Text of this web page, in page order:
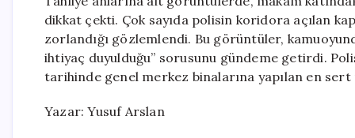
dikkat çekti. Çok sayıda polisin koridora açılan
zorlandığı gözlemlendi. Bu görüntüler,
ihtiyaç duyulduğu” sorusunu gündeme getirdi.
tarihinde genel merkez binalarına yapılan en
Yazar: Yusuf Arslan